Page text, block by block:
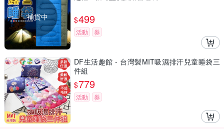
補貨中 $499
活動 券
DF生活趣館 - 台灣製MIT吸濕排汗兒童睡袋三
件組
$779
活動 券